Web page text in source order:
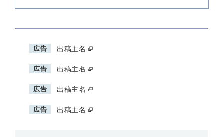
広告 出稿主名
広告 出稿主名
広告 出稿主名
広告 出稿主名